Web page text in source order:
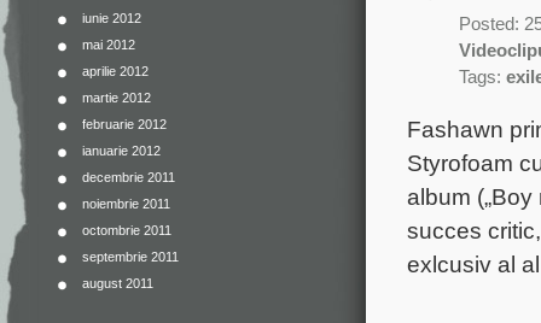
iunie 2012
mai 2012
aprilie 2012
martie 2012
februarie 2012
ianuarie 2012
decembrie 2011
noiembrie 2011
octombrie 2011
septembrie 2011
august 2011
Posted:
Tags:
Fashawn
Styrofoam
album
succes
exlcusiv al